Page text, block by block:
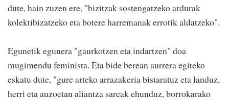
dute, hain zuzen ere, "bizitzak sostengatzeko ardurak
kolektibizatzeko eta botere harremanak errotik aldatzeko".
Egunetik egunera "gaurkotzen eta indartzen" doa
mugimendu feminista. Eta bide berean aurrera egiteko
eskatu dute, "gure arteko arrazakeria bistaratuz eta landuz,
herri eta auzoetan aliantza sareak ehunduz, borrokarako